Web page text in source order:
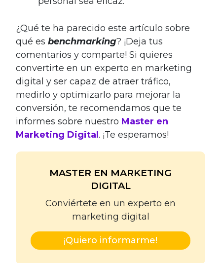
¿Qué te ha parecido este artículo sobre
qué es benchmarking? ¡Deja tus
comentarios y comparte! Si quieres
convertirte en un experto en marketing
digital y ser capaz de atraer tráfico,
medirlo y optimizarlo para mejorar la
conversión, te recomendamos que te
informes sobre nuestro Master en
Marketing Digital . ¡Te esperamos!
MASTER EN MARKETING
DIGITAL
Conviértete en un experto en
marketing digital
¡Quiero informarme!